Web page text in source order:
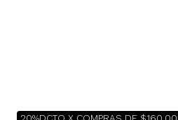
20%DCTO X COMPRAS DE